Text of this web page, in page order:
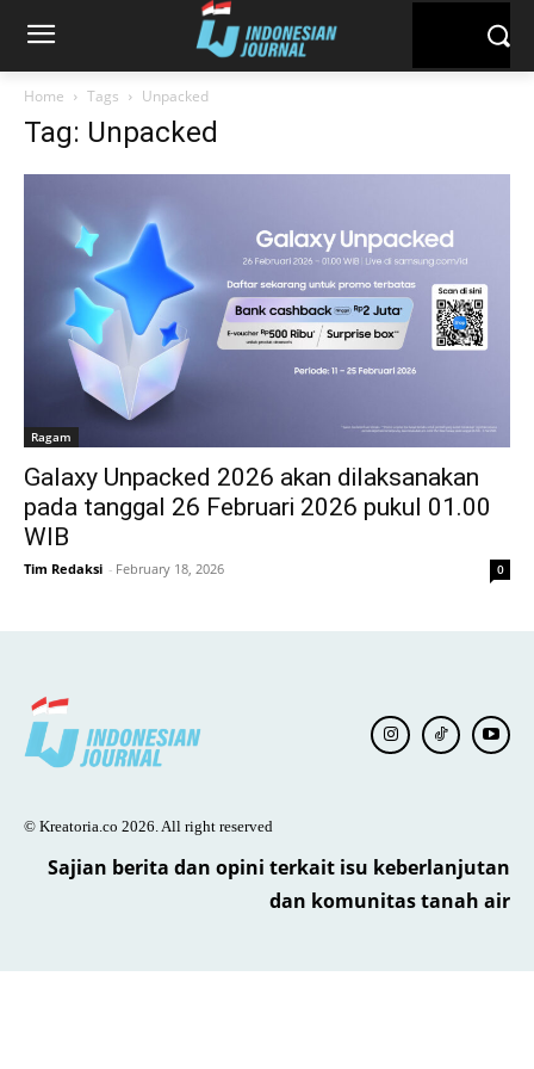
Home Tags Unpacked
Tag: Unpacked
Ragam
Galaxy Unpacked 2026 akan dilaksanakan
pada tanggal 26 Februari 2026 pukul 01.00
WIB
Tim Redaksi - February 18, 2026 0
© Kreatoria.co 2026. All right reserved
Sajian berita dan opini terkait isu keberlanjutan
dan komunitas tanah air